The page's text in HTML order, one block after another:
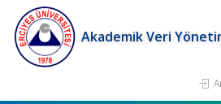
Akademik Veri